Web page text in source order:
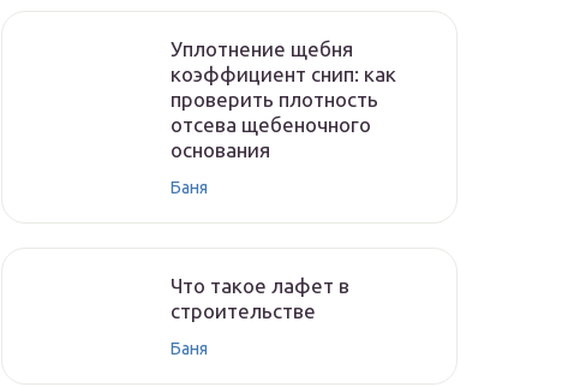
Уплотнение щебня
коэффициент снип: как
проверить плотность
отсева щебеночного
основания
Баня
Что такое лафет в
строительстве
Баня